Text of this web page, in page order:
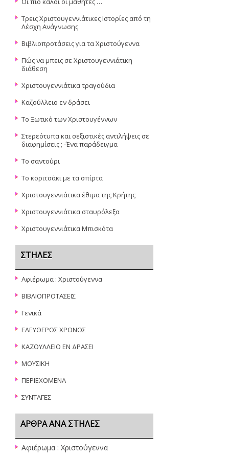
Τρεις Χριστουγεννιάτικες Ιστορίες από τη
Λέσχη Ανάγνωσης
Βιβλιοπροτάσεις για τα Χριστούγεννα
Πώς να μπεις σε Χριστουγεννιάτικη
διάθεση
Χριστουγεννιάτικα τραγούδια
Καζούλλειο εν δράσει
Το Ξωτικό των Χριστουγέννων
Στερεότυπα και σεξιστικές αντιλήψεις σε
διαφημίσεις ; -Ένα παράδειγμα
Το σαντούρι
Το κοριτσάκι με τα σπίρτα
Χριστουγεννιάτικα έθιμα της Κρήτης
Χριστουγεννιάτικα σταυρόλεξα
Χριστουγεννιάτικα Μπισκότα
ΣΤΉΛΕΣ
Αφιέρωμα : Χριστούγεννα
ΒΙΒΛΙΟΠΡΟΤΑΣΕΙΣ
Γενικά
ΕΛΕΥΘΕΡΟΣ ΧΡΟΝΟΣ
ΚΑΖΟΥΛΛΕΙΟ ΕΝ ΔΡΑΣΕΙ
ΜΟΥΣΙΚΗ
ΠΕΡΙΕΧΟΜΕΝΑ
ΣΥΝΤΑΓΕΣ
ΆΡΘΡΑ ΑΝΆ ΣΤΉΛΕΣ
Αφιέρωμα : Χριστούγεννα